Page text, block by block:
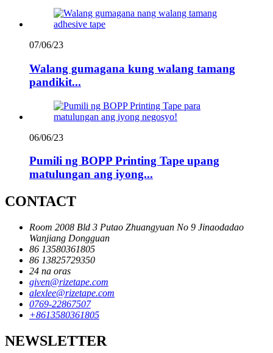
07/06/23
Walang gumagana kung walang tamang
pandikit...
06/06/23
Pumili ng BOPP Printing Tape upang
matulungan ang iyong...
CONTACT
Room 2008 Bld 3 Putao Zhuangyuan No 9 Jinaodadao
Wanjiang Dongguan
86 13580361805
86 13825729350
24 na oras
given@rizetape.com
alexlee@rizetape.com
0769-22867507
+8613580361805
NEWSLETTER